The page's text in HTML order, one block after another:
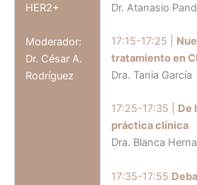
HER2+
Moderador:
Dr. César A.
Rodríguez
Dr. Atanasio
17:15-17:25 |
tratamiento en
Dra. Tania García
17:25-17:35 | De
práctica clínica
Dra. Blanca
17:35-17:55